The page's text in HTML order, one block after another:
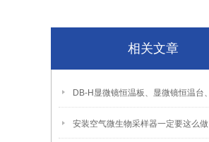
相关文章
安装空气微生物采样器一定要这么做